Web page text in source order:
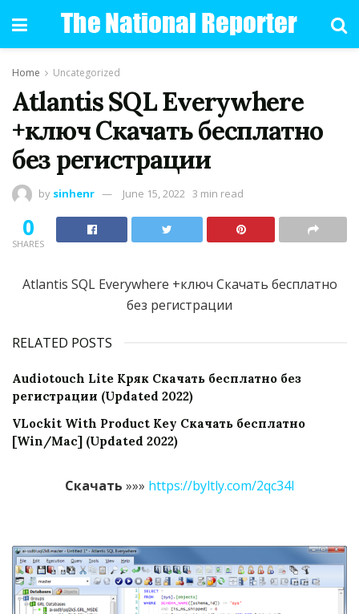
Home Uncategorized
Atlantis SQL Everywhere
+ключ Скачать бесплатно
без регистрации
by sinhenr June 15, 2022 3 min read
0
SHARES
Atlantis SQL Everywhere +ключ Скачать бесплатно
без регистрации
RELATED POSTS
Audiotouch Lite Кряк Скачать бесплатно без
регистрации (Updated 2022)
VLockit With Product Key Скачать бесплатно
[Win/Mac] (Updated 2022)
Скачать »»» https://byltly.com/2qc34l